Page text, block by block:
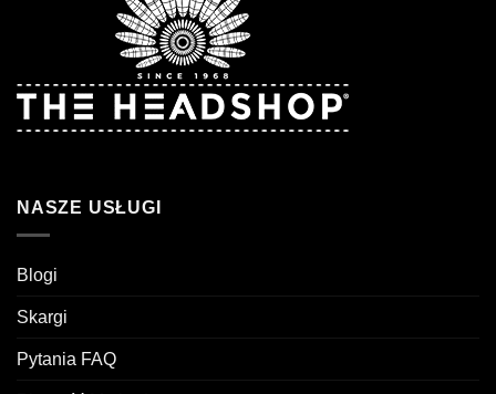
NASZE USŁUGI
Blogi
Skargi
Pytania FAQ